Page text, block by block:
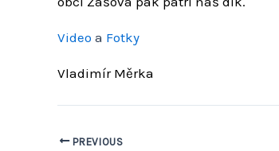
Video a Fotky
Vladimír Měrka
PREVIOUS